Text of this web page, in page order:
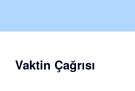
Vaktin Çağrısı